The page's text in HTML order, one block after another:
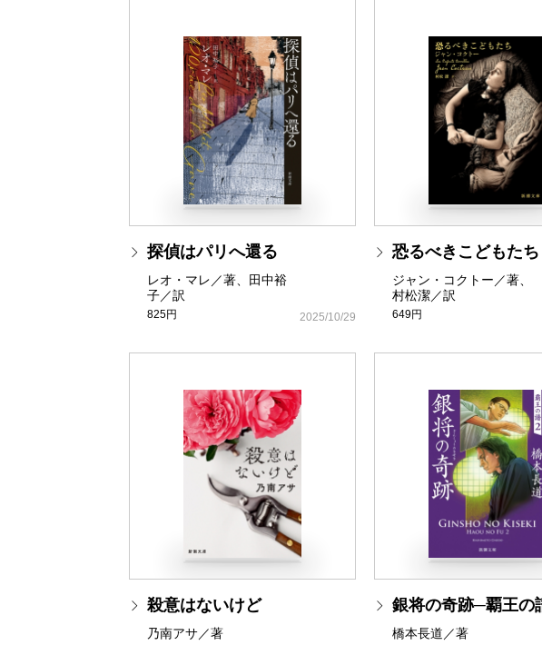
探偵はパリへ還る
レオ・マレ／著、田中裕
子／訳
825円 2025/10/29
恐るべきこどもたち
ジャン・コクトー／著、
村松潔／訳
649円
殺意はないけど
乃南アサ／著
銀将の奇跡─覇王の
橋本長道／著